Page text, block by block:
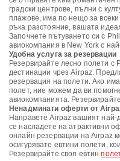
градски центрове, пълни с
плажове, има по нещо за
ръка разстояние, вашата
Започнете пътуването си с
авиокомпания в New York с
Удобна услуга за резервации
Резервирайте лесно полети
дестинации чрез Airpaz.
резервация на полети. Ако
полет, ние можем да ви
авиокомпанията.
Ненадминати оферти от
Направете Airpaz вашият най-
се насладете на атрактивни
онлайн резервации на Airpaz
осигурявате евтини полети,
Резервирайте своя евтин